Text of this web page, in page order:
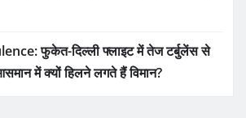
फुकेत-दिल्ली फ्लाइट में तेज टर्बुलेंस से
में क्यों हिलने लगते हैं विमान?